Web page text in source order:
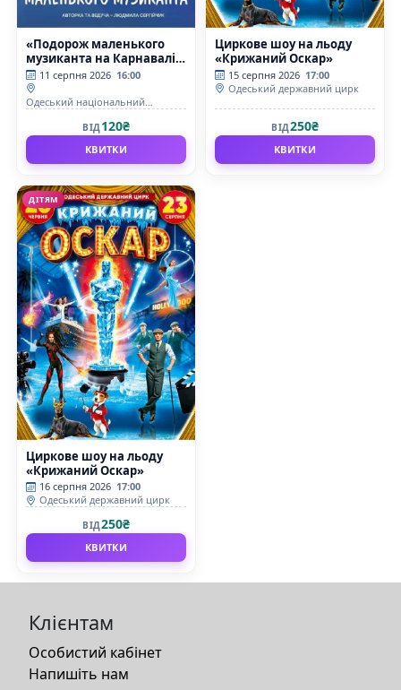
«Подорож маленького
музиканта на Карнавалі
тварин»
11 серпня 2026 16:00
Одеський національний
ВІД 120₴
КВИТКИ
Циркове шоу на льоду
«Крижаний Оскар»
15 серпня 2026 17:00
Одеський державний цирк
ВІД250₴
КВИТКИ
ДІТЯМ
Циркове шоу на льоду
«Крижаний Оскар»
16 серпня 2026 17:00
Одеський державний цирк
ВІД250₴
КВИТКИ
Клієнтам
Особистий кабінет
Напишіть нам